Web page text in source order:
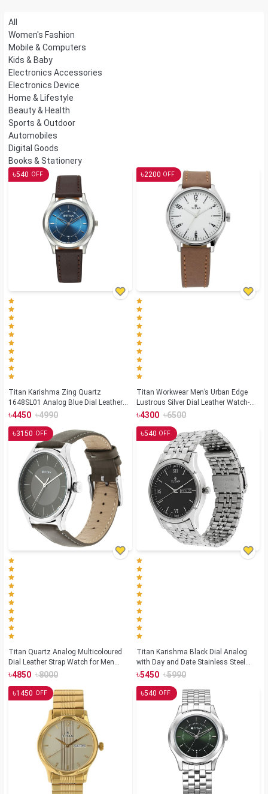
All
Women's Fashion
Mobile & Computers
Kids & Baby
Electronics Accessories
Electronics Device
Home & Lifestyle
Beauty & Health
Sports & Outdoor
Automobiles
Digital Goods
Books & Stationery
৳540 OFF
Titan Karishma Zing Quartz
1648SL01 Analog Blue Dial Leather
Strap Watch for Men
৳4450 ৳4990
৳2200 OFF
Titan Workwear Men’s Urban Edge
Lustrous Silver Dial Leather Watch-
1802SL01
৳4300 ৳6500
৳3150 OFF
Titan Quartz Analog Multicoloured
Dial Leather Strap Watch for Men
(NS1729SL04)
৳4850 ৳8000
৳540 OFF
Titan Karishma Black Dial Analog
with Day and Date Stainless Steel
Strap watch for Men(NS1636SM01)
৳5450 ৳5990
৳1450 OFF ৳540 OFF